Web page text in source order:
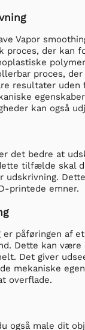
Vapor
proces, der kan
proces, der
resultater uden
kan også
det bedre at
tilfælde skal
udskrivning.
printede emner.
er påføringen af
Dette kan
Det giver
mekaniske
overflade.
også male dit